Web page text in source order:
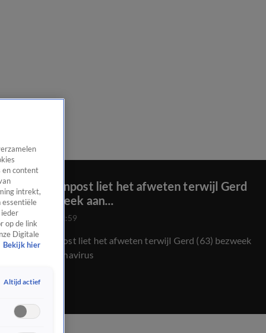
Huisartsenpost liet het afweten terwijl Gerd
(63) bezweek aan...
3 juli 2021, 22:59
Huisartsenpost liet het afweten terwijl Gerd (63) bezweek
aan het coronavirus
en content
intrekt,
essentiële
op de link
Digitale
Bekijk hier
Altijd actief